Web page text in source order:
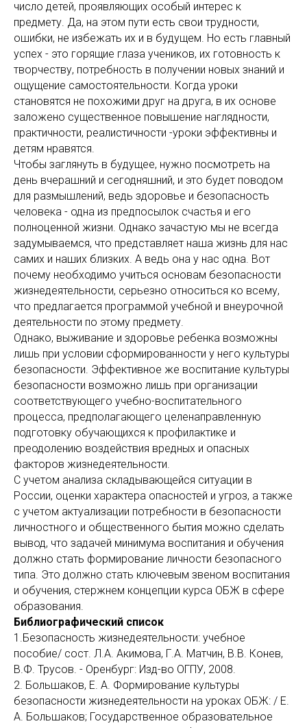
число детей, проявляющих особый интерес к
предмету. Да, на этом пути есть свои трудности,
ошибки, не избежать их и в будущем. Но есть главный
успех - это горящие глаза учеников, их готовность к
творчеству, потребность в получении новых знаний и
ощущение самостоятельности. Когда уроки
становятся не похожими друг на друга, в их основе
заложено существенное повышение наглядности,
практичности, реалистичности -уроки эффективны и
детям нравятся.
Чтобы заглянуть в будущее, нужно посмотреть на
день вчерашний и сегодняшний, и это будет поводом
для размышлений, ведь здоровье и безопасность
человека - одна из предпосылок счастья и его
полноценной жизни. Однако зачастую мы не всегда
задумываемся, что представляет наша жизнь для нас
самих и наших близких. А ведь она у нас одна. Вот
почему необходимо учиться основам безопасности
жизнедеятельности, серьезно относиться ко всему,
что предлагается программой учебной и внеурочной
деятельности по этому предмету.
Однако, выживание и здоровье ребенка возможны
лишь при условии сформированности у него культуры
безопасности. Эффективное же воспитание культуры
безопасности возможно лишь при организации
соответствующего учебно-воспитательного
процесса, предполагающего целенаправленную
подготовку обучающихся к профилактике и
преодолению воздействия вредных и опасных
факторов жизнедеятельности.
С учетом анализа складывающейся ситуации в
России, оценки характера опасностей и угроз, а также
с учетом актуализации потребности в безопасности
личностного и общественного бытия можно сделать
вывод, что задачей минимума воспитания и обучения
должно стать формирование личности безопасного
типа. Это должно стать ключевым звеном воспитания
и обучения, стержнем концепции курса ОБЖ в сфере
образования.
Библиографический список
1.Безопасность жизнедеятельности: учебное
пособие/ сост. Л.А. Акимова, Г.А. Матчин, В.В. Конев,
В.Ф. Трусов. - Оренбург: Изд-во ОГПУ, 2008.
2. Большаков, Е. А. Формирование культуры
безопасности жизнедеятельности на уроках ОБЖ: / Е.
А. Большаков; Государственное образовательное